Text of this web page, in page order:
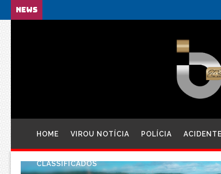
NEWS
HOME VIROU NOTÍCIA POLÍCIA
CLASSIFICADOS